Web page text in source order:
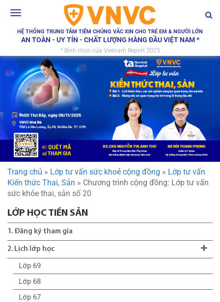
Toggle
HỆ THỐNG TRUNG TÂM TIÊM CHỦNG VẮC XIN CHO TRẺ EM & NGƯỜI LỚN
AN TOÀN - UY TÍN - CHẤT LƯỢNG HÀNG ĐẦU VIỆT NAM *
* Bình chọn của Vietnam Report 2025
Trang chủ » Lớp tư vấn sức khoẻ cộng đồng » Lớp tư vấn
Kiến thức Thai, Sản » Chương trình cộng đồng: Lớp tư vấn
sức khỏe thai, sản số 20
LỚP HỌC TIỀN SẢN
1. Đăng ký tham gia
2. Lịch lớp học
Lớp 69
Lớp 68
Lớp 67